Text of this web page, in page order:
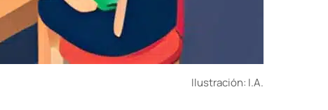
Ilustración: I.A.